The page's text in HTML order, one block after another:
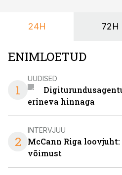
24H 72H
ENIMLOETUD
1
UUDISED
erineva hinnaga
2
INTERVJUU
McCann Riga
võimust